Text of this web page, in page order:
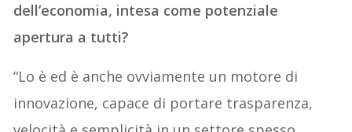
dell’economia, intesa come potenziale
apertura a tutti?
“Lo è ed è anche ovviamente un motore di
innovazione, capace di portare trasparenza,